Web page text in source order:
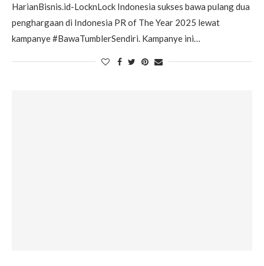
HarianBisnis.id-LocknLock Indonesia sukses bawa pulang dua
penghargaan di Indonesia PR of The Year 2025 lewat
kampanye #BawaTumblerSendiri. Kampanye ini…